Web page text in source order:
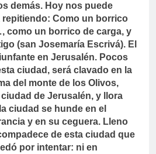
demás. Hoy nos puede
Como un borrico
como un borrico de carga, y
(san Josemaría Escrivá). El
en Jerusalén. Pocos
ciudad, será clavado en la
del monte de los Olivos,
de Jerusalén, y llora
ciudad se hunde en el
y en su ceguera. Lleno
de esta ciudad que
por intentar: ni en